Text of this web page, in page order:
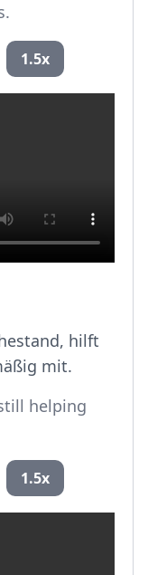
1.5x
hilft
mit.
helping
1.5x